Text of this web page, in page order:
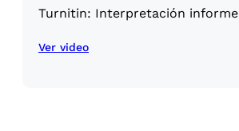
Turnitin: Interpretación informe
Ver video